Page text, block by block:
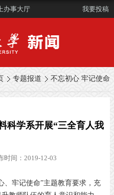
办事大厅 我要投稿
专题报道 不忘初心 牢记使命
科学系开展“三全育人我
时间：2019-12-03
、牢记使命”主题教育要求，充